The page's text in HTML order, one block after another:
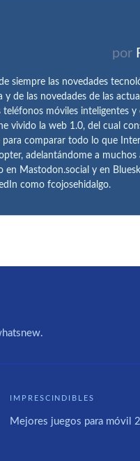
por
siempre las novedades
y de las novedades de las
teléfonos móviles inteligentes
vivido la web 1.0, del cual
para comparar todo lo que
adelantándome a
en Mastodon.social y en
como fcojosehidalgo.
IMPRESCINDIBLES
Mejores juegos para móvil